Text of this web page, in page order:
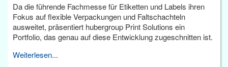
Da die führende Fachmesse für Etiketten und Labels ihren
Fokus auf flexible Verpackungen und Faltschachteln
ausweitet, präsentiert hubergroup Print Solutions ein
Portfolio, das genau auf diese Entwicklung zugeschnitten ist.
Weiterlesen...